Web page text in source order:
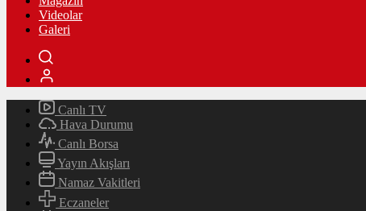
Videolar
Galeri
Canlı TV
Hava Durumu
Canlı Borsa
Yayın Akışları
Namaz Vakitleri
Eczaneler